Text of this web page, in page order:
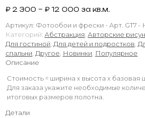
₽ 2 300 – ₽ 12 000 за кв.м.
Артикул: Фотообои и фрески - Арт. GT7 -
Категорий: Абстракция, Авторские
Для гостиной, Для детей и подростков,
спальни, Другое, Новинки, Популярное
Описание
Стоимость = ширина х высота х базовая
Для заказа укажите необходимые
итоговых размеров полотна.
Детали